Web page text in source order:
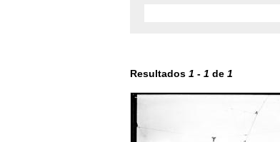
Resultados 1 - 1 de 1